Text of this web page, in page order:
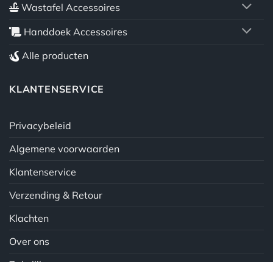
Wastafel Accessoires
Handdoek Accessoires
Alle producten
KLANTENSERVICE
Privacybeleid
Algemene voorwaarden
Klantenservice
Verzending & Retour
Klachten
Over ons